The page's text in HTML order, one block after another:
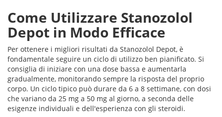
Come Utilizzare Stanozolol
Depot in Modo Efficace
Per ottenere i migliori risultati da Stanozolol Depot, è
fondamentale seguire un ciclo di utilizzo ben pianificato. Si
consiglia di iniziare con una dose bassa e aumentarla
gradualmente, monitorando sempre la risposta del proprio
corpo. Un ciclo tipico può durare da 6 a 8 settimane, con dosi
che variano da 25 mg a 50 mg al giorno, a seconda delle
esigenze individuali e dell'esperienza con gli steroidi.